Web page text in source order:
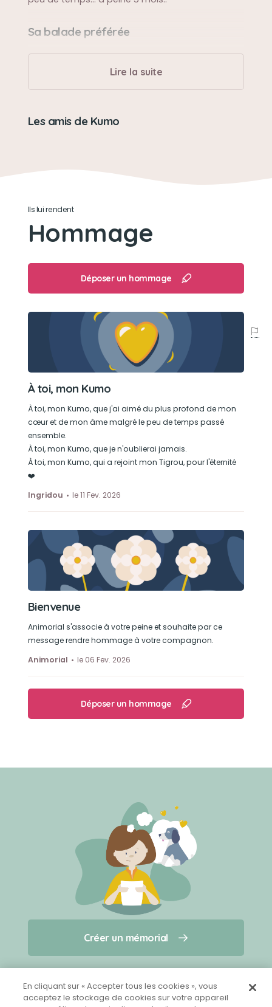
Créer un mémorial
Qui sommes-nous ?
Nous contacter
Sa balade préférée
Sa balade préférée ? Du canapé jusqu'à... sa
gamelle de croquettes ! 😁
courage !
Son loisir préféré
Manger !! Un vrai petit glouton mon Kumo.
Impossible de se mettre à table sans le voir
débarquer avec son regard de chat potté et
tout miaulant.
Lire la suite
Les amis de Kumo
Ils lui rendent
Hommage
Déposer un hommage
À toi, mon Kumo
À toi, mon Kumo, que j'ai aimé du plus profond de mon
cœur et de mon âme malgré le peu de temps passé
ensemble.
À toi, mon Kumo, que je n'oublierai jamais.
À toi, mon Kumo, qui a rejoint mon Tigrou, pour l'éternité
❤️
Ingridou
le 11 Fev. 2026
Bienvenue
Animorial s'associe à votre peine et souhaite par ce
message rendre hommage à votre compagnon.
Animorial
le 06 Fev. 2026
Déposer un hommage
Créer un mémorial
En cliquant sur « Accepter tous les cookies », vous
acceptez le stockage de cookies sur votre appareil